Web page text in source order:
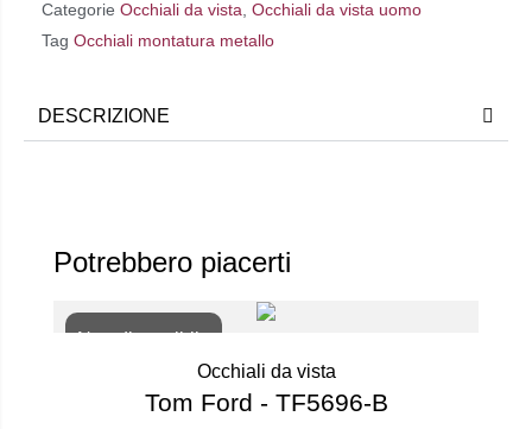
Categorie Occhiali da vista Occhiali da vista uomo
Tag Occhiali montatura metallo
DESCRIZIONE
Potrebbero piacerti
Non disponibile
Occhiali da vista
Tom Ford - TF5696-B